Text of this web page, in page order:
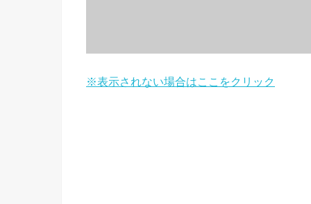
※表示されない場合はここをクリック